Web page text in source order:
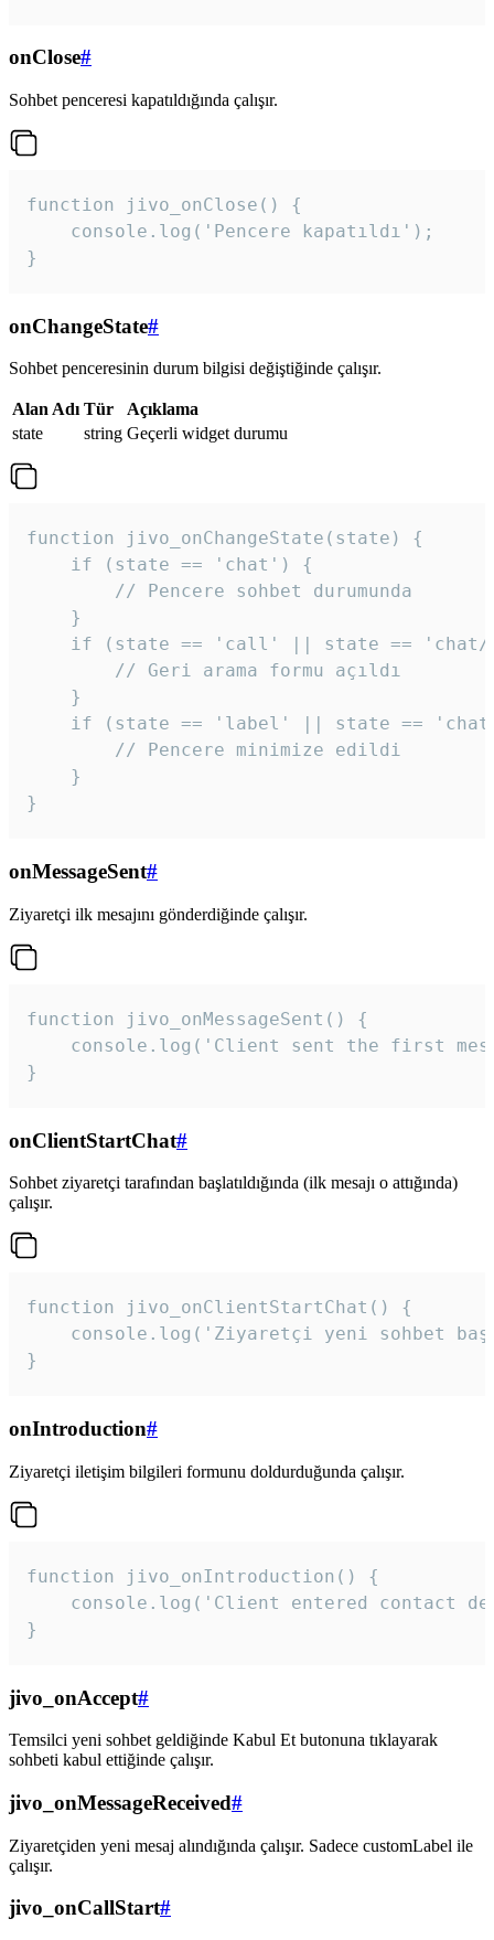
onClose#
Sohbet penceresi kapatıldığında çalışır.
function jivo_onClose() {
    console.log('Pencere kapatıldı');
}
onChangeState#
Sohbet penceresinin durum bilgisi değiştiğinde çalışır.
Alan Adı Tür
Açıklama
state
string Geçerli widget durumu
function jivo_onChangeState(state) {
    if (state == 'chat') {
        // Pencere sohbet durumunda
    }
if (state == 'call' || state ==
        // Geri arama formu açıldı
    }
if (state == 'label' || state ==
        // Pencere minimize edildi
    }
}
onMessageSent#
Ziyaretçi ilk mesajını gönderdiğinde çalışır.
function jivo_onMessageSent() {
console.log('Client sent the first
}
onClientStartChat#
Sohbet ziyaretçi tarafından başlatıldığında (ilk mesajı o attığında)
çalışır.
function jivo_onClientStartChat() {
console.log('Ziyaretçi yeni sohbet
}
onIntroduction#
Ziyaretçi iletişim bilgileri formunu doldurduğunda çalışır.
function jivo_onIntroduction() {
console.log('Client entered contact
}
jivo_onAccept#
Temsilci yeni sohbet geldiğinde Kabul Et butonuna tıklayarak
sohbeti kabul ettiğinde çalışır.
jivo_onMessageReceived#
Ziyaretçiden yeni mesaj alındığında çalışır. Sadece customLabel ile
çalışır.
jivo_onCallStart#